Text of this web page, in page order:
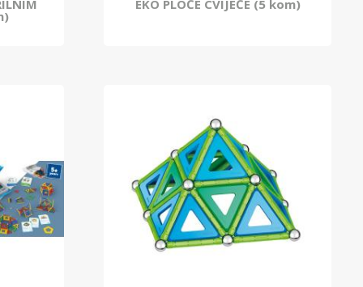
EKO PLOČE CVIJEĆE (5 kom)